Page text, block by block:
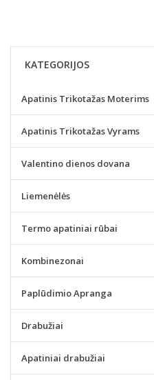
KATEGORIJOS
Apatinis Trikotažas Moterims
Apatinis Trikotažas Vyrams
Valentino dienos dovana
Liemenėlės
Termo apatiniai rūbai
Kombinezonai
Paplūdimio Apranga
Drabužiai
Apatiniai drabužiai